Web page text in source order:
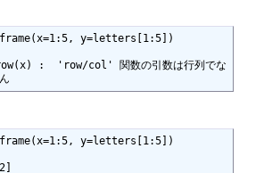
y=letters[1:5])
y=letters[1:5])